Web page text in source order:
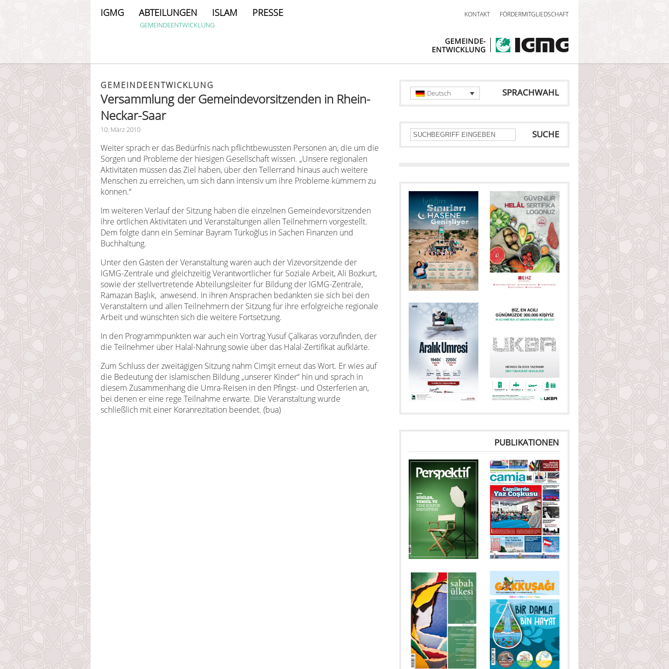
IGMG ABTEILUNGEN ISLAM PRESSE
GEMEINDEENTWICKLUNG
KONTAKT FÖRDERMITGLIEDSCHAFT
GEMEINDEENTWICKLUNG
Versammlung der Gemeindevorsitzenden in Rhein-
Neckar-Saar
10. März 2010
Weiter sprach er das Bedürfnis nach pflichtbewussten Personen an, die um die
Sorgen und Probleme der hiesigen Gesellschaft wissen. „Unsere regionalen
Aktivitäten müssen das Ziel haben, über den Tellerrand hinaus auch weitere
Menschen zu erreichen, um sich dann intensiv um ihre Probleme kümmern zu
können.“
Im weiteren Verlauf der Sitzung haben die einzelnen Gemeindevorsitzenden
ihre örtlichen Aktivitäten und Veranstaltungen allen Teilnehmern vorgestellt.
Dem folgte dann ein Seminar Bayram Türkoğlus in Sachen Finanzen und
Buchhaltung.
Unter den Gästen der Veranstaltung waren auch der Vizevorsitzende der
IGMG-Zentrale und gleichzeitig Verantwortlicher für Soziale Arbeit, Ali Bozkurt,
sowie der stellvertretende Abteilungsleiter für Bildung der IGMG-Zentrale,
Ramazan Başlık, anwesend. In ihren Ansprachen bedankten sie sich bei den
Veranstaltern und allen Teilnehmern der Sitzung für ihre erfolgreiche regionale
Arbeit und wünschten sich die weitere Fortsetzung.
In den Programmpunkten war auch ein Vortrag Yusuf Çalkaras vorzufinden, der
die Teilnehmer über Halal-Nahrung sowie über das Halal-Zertifikat aufklärte.
Zum Schluss der zweitägigen Sitzung nahm Cimşit erneut das Wort. Er wies auf
die Bedeutung der islamischen Bildung „unserer Kinder“ hin und sprach in
diesem Zusammenhang die Umra-Reisen in den Pfingst- und Osterferien an,
bei denen er eine rege Teilnahme erwarte. Die Veranstaltung wurde
schließlich mit einer Koranrezitation beendet. (bua)
SPRACHWAHL
Deutsch
SUCHE
PUBLIKATIONEN